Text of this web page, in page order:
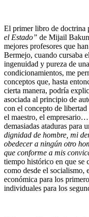
El primer libro de doctrina
el Estado” de Mijail
mejores profesores que
Bermejo, cuando cursaba
ingenuidad y pureza de
condicionamientos, me
conceptos que, hasta
cierta manera, podría
asociada al principio de
con el concepto de
el maestro, el
demasiadas ataduras para
dignidad de hombre, mi
obedecer a ningún otro
que conforme a mis
tiempo histórico en que se
como desde el socialismo,
económica para los
individuales para los